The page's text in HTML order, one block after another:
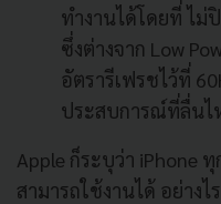
ทำงานได้โดยที่ ไม่
ซึ่งต่างจาก Low
อัตรารีเฟรชไว้ที่
ประสบการณ์ที่ลื่น
Apple ก็ระบุว่า iPhone
สามารถใช้งานได้ อย่าง